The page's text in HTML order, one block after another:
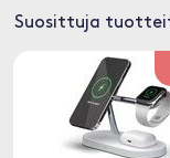
Suosittuja